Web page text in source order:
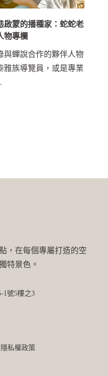
啟蒙的播種家：蛇蛇老
物專欄
與蟬說合作的夥伴人物
雅族導覽員，或是專業
，在每個專屬打造的空
特景色。
1號5樓之3
隱私權政策